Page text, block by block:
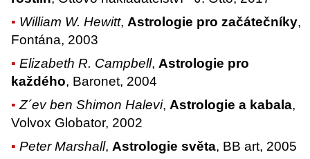
William W. Hewitt,Astrologie pro začátečníky,
Fontána, 2003
Elizabeth R. Campbell,Astrologie pro
každého, Baronet, 2004
Z´ev ben Shimon Halevi,Astrologie a kabala,
Volvox Globator, 2002
Peter Marshall,Astrologie světa, BB art, 2005